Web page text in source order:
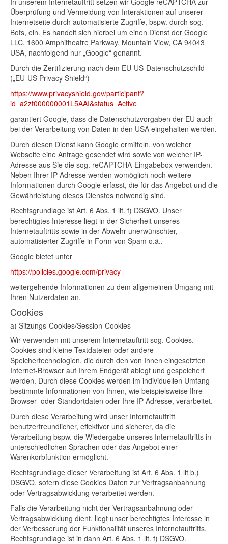
Überprüfung und Vermeidung von Interaktionen auf unserer
Internetseite durch automatisierte Zugriffe, bspw. durch sog.
Bots, ein. Es handelt sich hierbei um einen Dienst der Google
LLC, 1600 Amphitheatre Parkway, Mountain View, CA 94043
USA, nachfolgend nur „Google“ genannt.
Durch die Zertifizierung nach dem EU-US-Datenschutzschild
(„EU-US Privacy Shield“)
https://www.privacyshield.gov/participant?
id=a2zt000000001L5AAI&status=Active
garantiert Google, dass die Datenschutzvorgaben der EU auch
bei der Verarbeitung von Daten in den USA eingehalten werden.
Durch diesen Dienst kann Google ermitteln, von welcher
Webseite eine Anfrage gesendet wird sowie von welcher IP-
Adresse aus Sie die sog. reCAPTCHA-Eingabebox verwenden.
Neben Ihrer IP-Adresse werden womöglich noch weitere
Informationen durch Google erfasst, die für das Angebot und die
Gewährleistung dieses Dienstes notwendig sind.
Rechtsgrundlage ist Art. 6 Abs. 1 lit. f) DSGVO. Unser
berechtigtes Interesse liegt in der Sicherheit unseres
Internetauftritts sowie in der Abwehr unerwünschter,
automatisierter Zugriffe in Form von Spam o.ä..
Google bietet unter
https://policies.google.com/privacy
weitergehende Informationen zu dem allgemeinen Umgang mit
Ihren Nutzerdaten an.
Cookies
a) Sitzungs-Cookies/Session-Cookies
Wir verwenden mit unserem Internetauftritt sog. Cookies.
Cookies sind kleine Textdateien oder andere
Speichertechnologien, die durch den von Ihnen eingesetzten
Internet-Browser auf Ihrem Endgerät ablegt und gespeichert
werden. Durch diese Cookies werden im individuellen Umfang
bestimmte Informationen von Ihnen, wie beispielsweise Ihre
Browser- oder Standortdaten oder Ihre IP-Adresse, verarbeitet.
Durch diese Verarbeitung wird unser Internetauftritt
benutzerfreundlicher, effektiver und sicherer, da die
Verarbeitung bspw. die Wiedergabe unseres Internetauftritts in
unterschiedlichen Sprachen oder das Angebot einer
Warenkorbfunktion ermöglicht.
Rechtsgrundlage dieser Verarbeitung ist Art. 6 Abs. 1 lit b.)
DSGVO, sofern diese Cookies Daten zur Vertragsanbahnung
oder Vertragsabwicklung verarbeitet werden.
Falls die Verarbeitung nicht der Vertragsanbahnung oder
Vertragsabwicklung dient, liegt unser berechtigtes Interesse in
der Verbesserung der Funktionalität unseres Internetauftritts.
Rechtsgrundlage ist in dann Art. 6 Abs. 1 lit. f) DSGVO.